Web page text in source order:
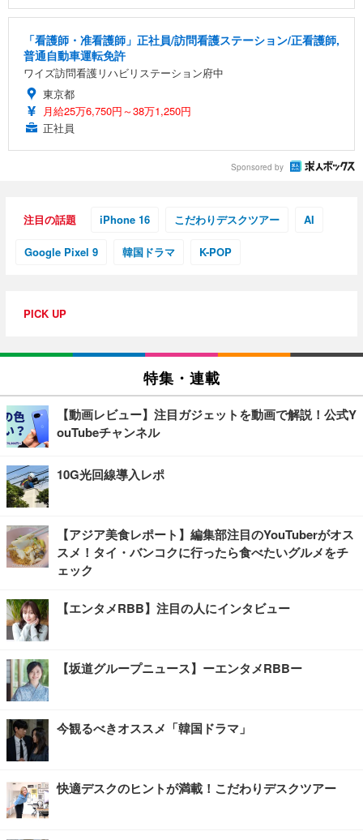
ッシュ 通気性 ランバーサポート付き 腰サポート ガ
ス圧無段階昇降 360度回転 キャスター付き コンパク
ト 幅52×奥行58.5×高さ84～96cm テレワーク 在宅
勤務 ブラック
￥4,139
HOOTER Gaming Monitor 24” Essential ゲーミン
グモニター QD 24.5インチ 1ms FHD 量子ドット 残
像低減 (3年保証 | 輝点保証 | 日本メーカー)
￥34,980
アイリスオーヤマ ペットシーツ 超厚型 お徳用 レギ
￥3,731
「看護師・准看護師」正社員/訪問看護ステーション/正看護師,
普通自動車運転免許
ワイズ訪問看護リハビリステーション府中
東京都
月給25万6,750円～38万1,250円
正社員
Sponsored by
注目の話題 iPhone 16 こだわりデスクツアー AI
Google Pixel 9 韓国ドラマ K-POP
PICK UP
特集・連載
【動画レビュー】注目ガジェットを動画で解説！公式Y
ouTubeチャンネル
10G光回線導入レポ
【アジア美食レポート】編集部注目のYouTuberがオス
スメ！タイ・バンコクに行ったら食べたいグルメをチ
ェック
【エンタメRBB】注目の人にインタビュー
【坂道グループニュース】ーエンタメRBBー
今観るべきオススメ「韓国ドラマ」
快適デスクのヒントが満載！こだわりデスクツアー